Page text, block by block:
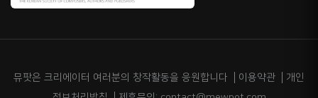
뮤팟은 크리에이터 여러분의 창작활동을 응원합니다 이용약관
개인